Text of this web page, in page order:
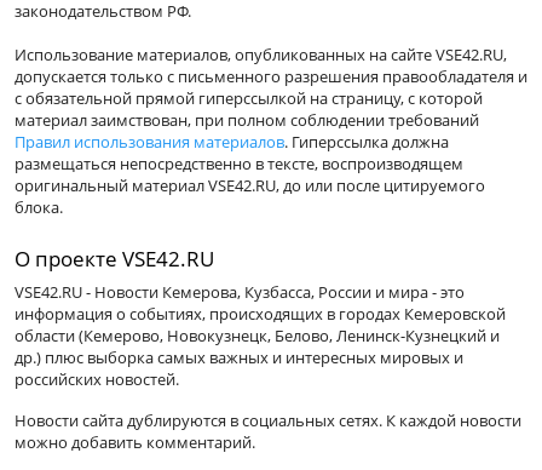
законодательством РФ.
Использование материалов, опубликованных на сайте VSE42.RU,
допускается только с письменного разрешения правообладателя и
с обязательной прямой гиперссылкой на страницу, с которой
материал заимствован, при полном соблюдении требований
Правил использования материалов. Гиперссылка должна
размещаться непосредственно в тексте, воспроизводящем
оригинальный материал VSE42.RU, до или после цитируемого
блока.
О проекте VSE42.RU
VSE42.RU - Новости Кемерова, Кузбасса, России и мира - это
информация о событиях, происходящих в городах Кемеровской
области (Кемерово, Новокузнецк, Белово, Ленинск-Кузнецкий и
др.) плюс выборка самых важных и интересных мировых и
российских новостей.
Новости сайта дублируются в социальных сетях. К каждой новости
можно добавить комментарий.